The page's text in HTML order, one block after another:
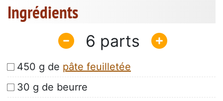
Ingrédients
6
450 g de pâte feuilletée
30 g de beurre